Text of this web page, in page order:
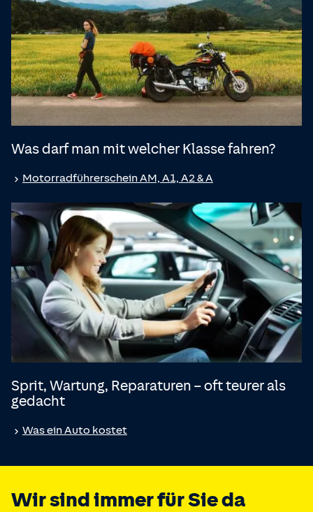
Was darf man mit welcher Klasse fahren?
Motorradführerschein AM, A1, A2 & A
Sprit, Wartung, Reparaturen – oft teurer als
gedacht
Was ein Auto kostet
Wir sind immer für Sie da